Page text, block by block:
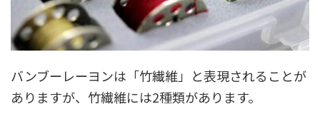
バンブーレーヨンは「竹繊維」と表現されることが
ありますが、竹繊維には2種類があります。